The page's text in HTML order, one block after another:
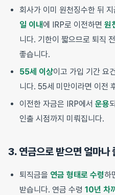
회사가 이미 원천징수한 뒤
일 이내에 IRP로 이전하면 원
니다. 기한이 짧으므로 퇴직
좋습니다.
55세 이상이고 가입 기간 요
니다. 55세 미만이라면 이전
이전한 자금은 IRP에서 운용
인출 시점까지 미뤄집니다.
3. 연금으로 받으면 얼마나
퇴직금을 연금 형태로 수령하
받습니다. 연금 수령 10년 차